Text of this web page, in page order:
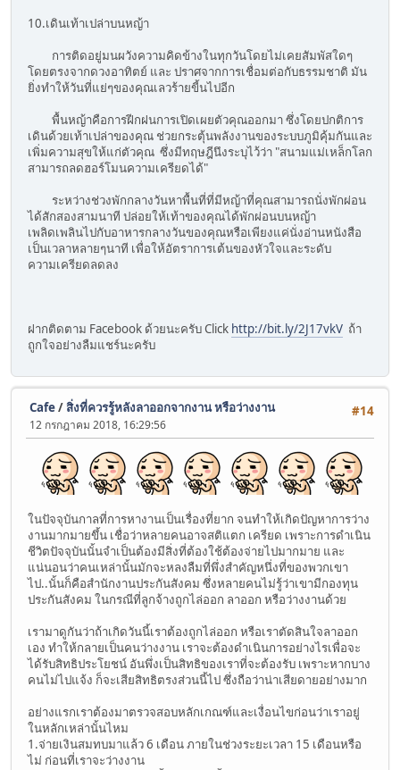
10.เดินเท้าเปล่าบนหญ้า
การติดอยู่มนผวังความคิดข้างในทุกวันโดยไม่เคยสัมพัสใดๆ
โดยตรงจากดวงอาทิตย์ และ ปราศจากการเชื่อมต่อกับธรรมชาติ มัน
ยิ่งทำให้วันที่แย่ๆของคุณเลวร้ายขี้นไปอีก
พื้นหญ้าคือการฝีกฝนการเปิดเผยตัวคุณออกมา ซึ่งโดยปกติการ
เดินด้วยเท้าเปล่าของคุณ ช่วยกระตุ้นพลังงานของระบบภูมิคุ้มกันและ
เพิ่มความสุขให้แก่ตัวคุณ ซึ่งมีทฤษฎีนึงระบุไว้ว่า "สนามแม่เหล็กโลก
สามารถลดฮอร์โมนความเครียดได้"
ระหว่างช่วงพักกลางวันหาพื้นที่ที่มีหญ้าที่คุณสามารถนั่งพักผ่อน
ได้สักสองสามนาที ปล่อยให้เท้าของคุณได้พักผ่อนบนหญ้า
เพลิดเพลินไปกับอาหารกลางวันของคุณหรือเพียงแค่นั่งอ่านหนังสือ
เป็นเวลาหลายๆนาที เพื่อให้อัตราการเต้นของหัวใจและระดับ
ความเครียดลดลง
ฝากติดตาม Facebook ด้วยนะครับ Click http://bit.ly/2J17vkV ถ้า
ถูกใจอย่างลืมแชร์นะครับ
#14
Cafe/สิ่งที่ควรรู้หลังลาออกจากงาน หรือว่างงาน
12 กรกฎาคม 2018, 16:29:56
ในปัจจุบันกาลที่การหางานเป็นเรื่องที่ยาก จนทำให้เกิดปัญหาการว่าง
งานมากมายขึ้น เชื่อว่าหลายคนอาจสติแตก เครียด เพราะการดำเนิน
ชีวิตปัจจุบันนั้นจำเป็นต้องมีสิ่งที่ต้องใช้ต้องจ่ายไปมากมาย และ
แน่นอนว่าคนเหล่านั้นมักจะหลงลืมที่พึ่งสำคัญหนึ่งที่ของพวกเขา
ไป..นั้นก็คือสำนักงานประกันสังคม ซึ่งหลายคนไม่รู้ว่าเขามีกองทุน
ประกันสังคม ในกรณีที่ลูกจ้างถูกไล่ออก ลาออก หรือว่างงานด้วย
เรามาดูกันว่าถ้าเกิดวันนี้เราต้องถูกไล่ออก หรือเราตัดสินใจลาออก
เอง ทำให้กลายเป็นคนว่างงาน เราจะต้องดำเนินการอย่างไรเพื่อจะ
ได้รับสิทธิประโยชน์ อันพึ่งเป็นสิทธิของเราที่จะต้องรับ เพราะหากบาง
คนไม่ไปแจ้ง ก็จะเสียสิทธิตรงส่วนนี้ไป ซึ่งถือว่าน่าเสียดายอย่างมาก
อย่างแรกเราต้องมาตรวจสอบหลักเกณฑ์และเงื่อนไขก่อนว่าเราอยู่
ในหลักเหล่านั้นไหม
1.จ่ายเงินสมทบมาแล้ว 6 เดือน ภายในช่วงระยะเวลา 15 เดือนหรือ
ไม่ ก่อนที่เราจะว่างงาน